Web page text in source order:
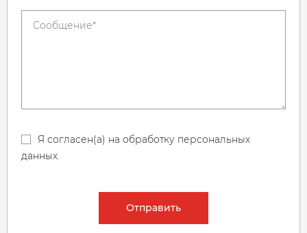
Я согласен(а) на обработку персональных
данных.
Отправить